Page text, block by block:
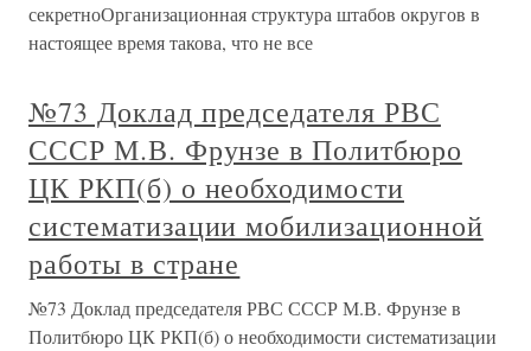
секретноОрганизационная структура штабов округов в
настоящее время такова, что не все
№73 Доклад председателя РВС
СССР М.В. Фрунзе в Политбюро
ЦК РКП(б) о необходимости
систематизации мобилизационной
работы в стране
№73 Доклад председателя РВС СССР М.В. Фрунзе в
Политбюро ЦК РКП(б) о необходимости систематизации